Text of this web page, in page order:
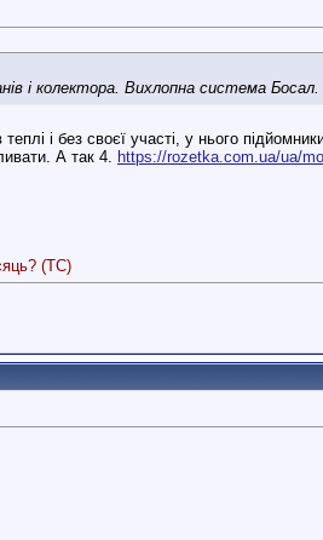
і колектора. Вихлопна система Босал.
і без своєї участі, у нього
А так 4. https://rozetka.com.ua/ua/
(ТС)